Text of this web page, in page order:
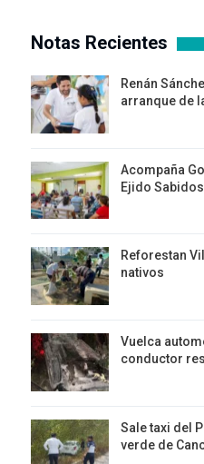
Notas Recientes
Renán
arranque de
Acompaña
Ejido
Reforestan
nativos
Vuelca
conductor
Sale taxi del
verde de